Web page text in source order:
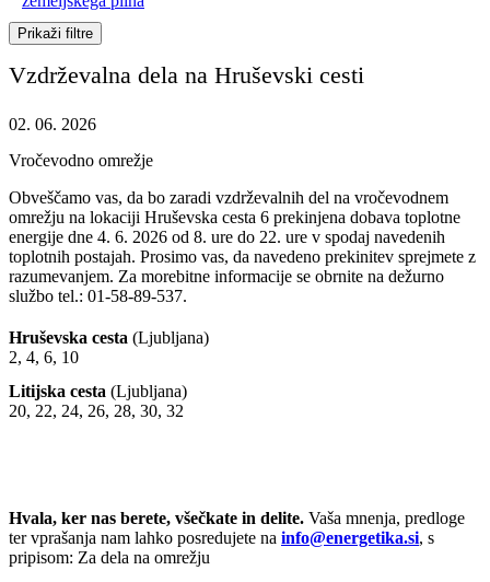
Prikaži filtre
Vzdrževalna dela na Hruševski cesti
02. 06. 2026
Vročevodno omrežje
Obveščamo vas, da bo zaradi vzdrževalnih del na vročevodnem
omrežju na lokaciji Hruševska cesta 6 prekinjena dobava toplotne
energije dne 4. 6. 2026 od 8. ure do 22. ure v spodaj navedenih
toplotnih postajah. Prosimo vas, da navedeno prekinitev sprejmete z
razumevanjem. Za morebitne informacije se obrnite na dežurno
službo tel.: 01-58-89-537.
Hruševska cesta (Ljubljana)
2, 4, 6, 10
Litijska cesta (Ljubljana)
20, 22, 24, 26, 28, 30, 32
Hvala, ker nas berete, všečkate in delite. Vaša mnenja, predloge
ter vprašanja nam lahko posredujete na info@energetika.si, s
pripisom: Za dela na omrežju